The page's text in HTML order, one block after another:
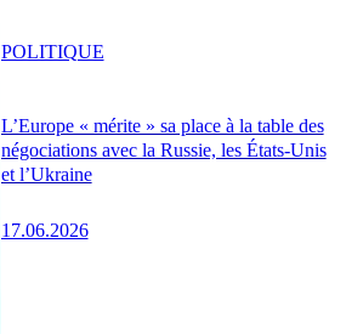
L’Europe « mérite » sa place à la table des
négociations avec la Russie, les États-Unis
et l’Ukraine
17.06.2026
POLITIQUE